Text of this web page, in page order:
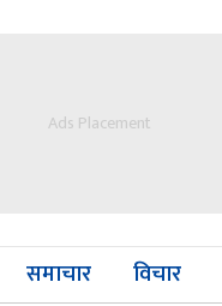
Ads Placement
समाचार विचार